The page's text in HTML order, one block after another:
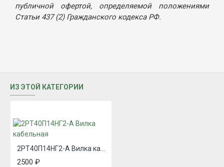
публичной офертой, определяемой положениями
Статьи 437 (2) Гражданского кодекса РФ.
ИЗ ЭТОЙ КАТЕГОРИИ
2500 ₽